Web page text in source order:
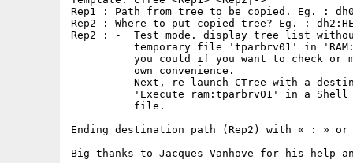
Rep1 : Path from tree to be copied. Eg. :
Rep2 : Where to put copied tree? Eg. :
Rep2 : -  Test mode. display tree list
temporary file 'tparbrv01' in
you could if you want to check or
          own convenience.
Next, re-launch CTree with a
'Execute ram:tparbrv01' in a
          file.
Ending destination path (Rep2) with « : »
Big thanks to Jacques Vanhove for his help